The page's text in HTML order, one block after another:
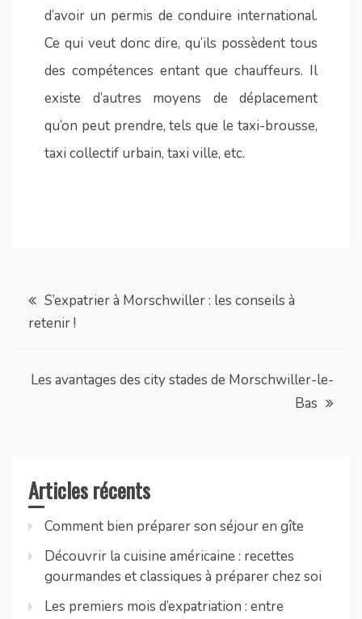
d’avoir un permis de conduire international.
Ce qui veut donc dire, qu’ils possèdent tous
des compétences entant que chauffeurs. Il
existe d’autres moyens de déplacement
qu’on peut prendre, tels que le taxi-brousse,
taxi collectif urbain, taxi ville, etc.
Navigation
de
l’article
S’expatrier à Morschwiller : les conseils à
retenir !
Les avantages des city stades de Morschwiller-le-
Bas
Articles récents
Comment bien préparer son séjour en gîte
Découvrir la cuisine américaine : recettes
gourmandes et classiques à préparer chez soi
Les premiers mois d’expatriation : entre